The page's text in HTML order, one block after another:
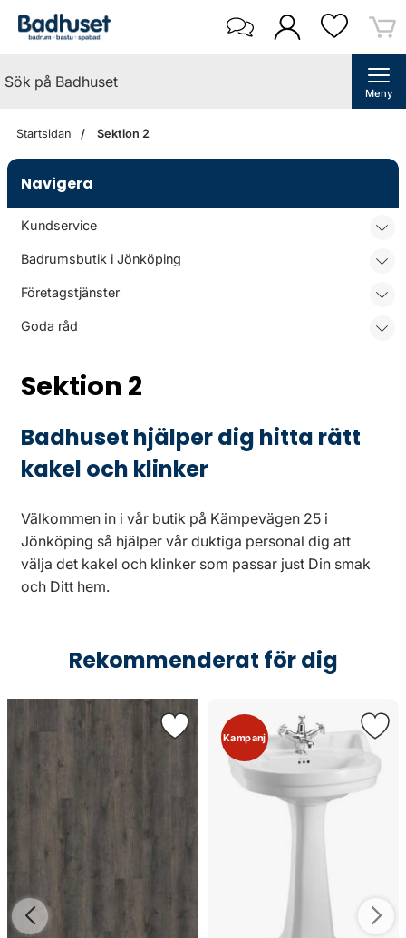
Meny
Startsidan Sektion 2
Navigera
Kundservice
Badrumsbutik i Jönköping
Företagstjänster
Goda råd
Sektion 2
Badhuset hjälper dig hitta rätt
kakel och klinker
Välkommen in i vår butik på Kämpevägen 25 i
Jönköping så hjälper vår duktiga personal dig att
välja det kakel och klinker som passar just Din smak
och Ditt hem.
Rekommenderat för dig
Kampanj